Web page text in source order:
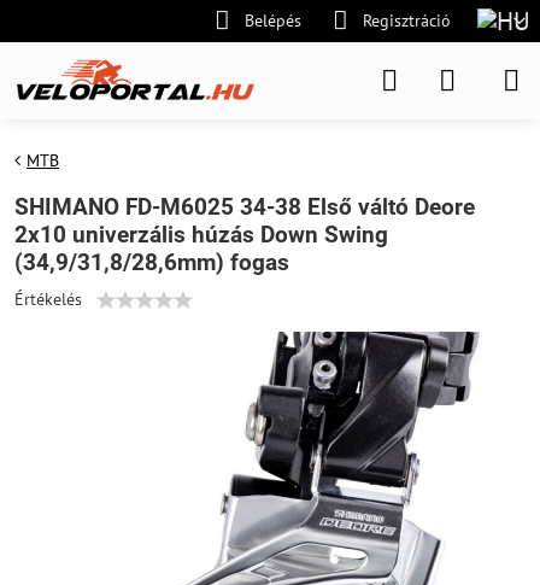
Belépés Regisztráció
MTB
SHIMANO FD-M6025 34-38 Első váltó Deore
2x10 univerzális húzás Down Swing
(34,9/31,8/28,6mm) fogas
Értékelés